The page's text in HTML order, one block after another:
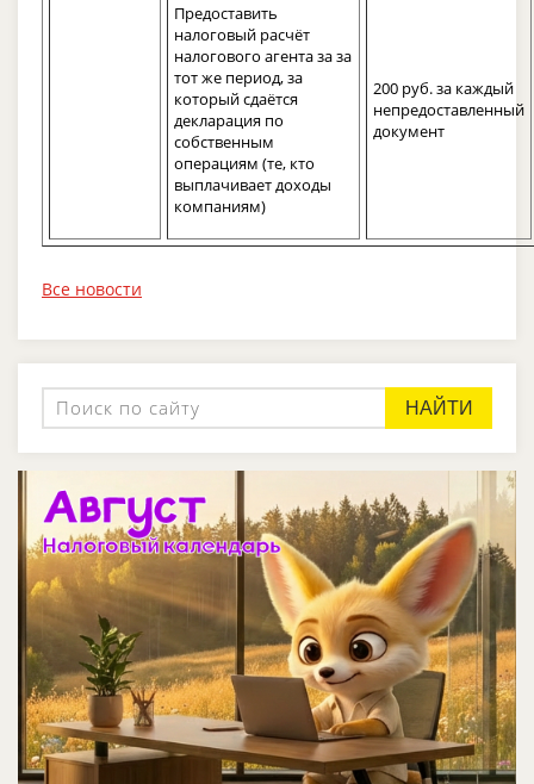
Предоставить
налоговый расчёт
налогового агента за за
тот же период, за
который сдаётся
декларация по
собственным
операциям (те, кто
выплачивает доходы
компаниям)
200 руб. за каждый
непредоставленный
документ
Все новости
НАЙТИ